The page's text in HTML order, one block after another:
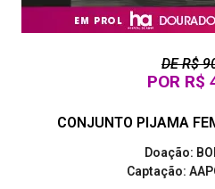
DE R$
POR R$
CONJUNTO PIJAMA
Doação:
Captação: